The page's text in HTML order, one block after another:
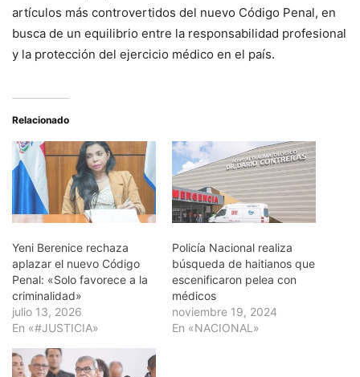
artículos más controvertidos del nuevo Código Penal, en
busca de un equilibrio entre la responsabilidad profesional
y la protección del ejercicio médico en el país.
Relacionado
Yeni Berenice rechaza
aplazar el nuevo Código
Penal: «Solo favorece a la
criminalidad»
julio 13, 2026
En «#JUSTICIA»
Policía Nacional realiza
búsqueda de haitianos que
escenificaron pelea con
médicos
noviembre 19, 2024
En «NACIONAL»